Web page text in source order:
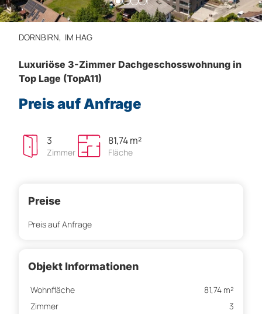
DORNBIRN, IM HAG
Luxuriöse 3-Zimmer Dachgeschosswohnung in
Top Lage (TopA11)
Preis auf Anfrage
3
Zimmer
81,74 m²
Fläche
Preise
Preis auf Anfrage
Objekt Informationen
Wohnfläche
81,74 m²
Zimmer
3